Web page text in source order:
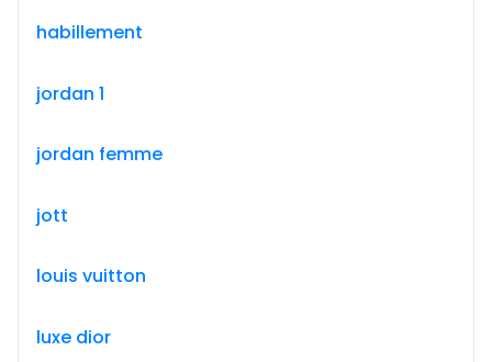
habillement
jordan 1
jordan femme
jott
louis vuitton
luxe dior